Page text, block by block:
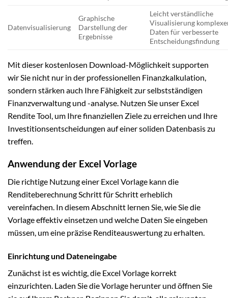
Datenvisualisierung
Graphische
Darstellung der
Ergebnisse
Leicht verständliche
Visualisierung
Daten für verbesserte
Entscheidungsfindung
Mit dieser kostenlosen Download-Möglichkeit supporten
wir Sie nicht nur in der professionellen Finanzkalkulation,
sondern stärken auch Ihre Fähigkeit zur selbstständigen
Finanzverwaltung und -analyse. Nutzen Sie unser Excel
Rendite Tool, um Ihre finanziellen Ziele zu erreichen und Ihre
Investitionsentscheidungen auf einer soliden Datenbasis zu
treffen.
Anwendung der Excel Vorlage
Die richtige Nutzung einer Excel Vorlage kann die
Renditeberechnung Schritt für Schritt erheblich
vereinfachen. In diesem Abschnitt lernen Sie, wie Sie die
Vorlage effektiv einsetzen und welche Daten Sie eingeben
müssen, um eine präzise Renditeauswertung zu erhalten.
Einrichtung und Dateneingabe
Zunächst ist es wichtig, die Excel Vorlage korrekt
einzurichten. Laden Sie die Vorlage herunter und öffnen Sie